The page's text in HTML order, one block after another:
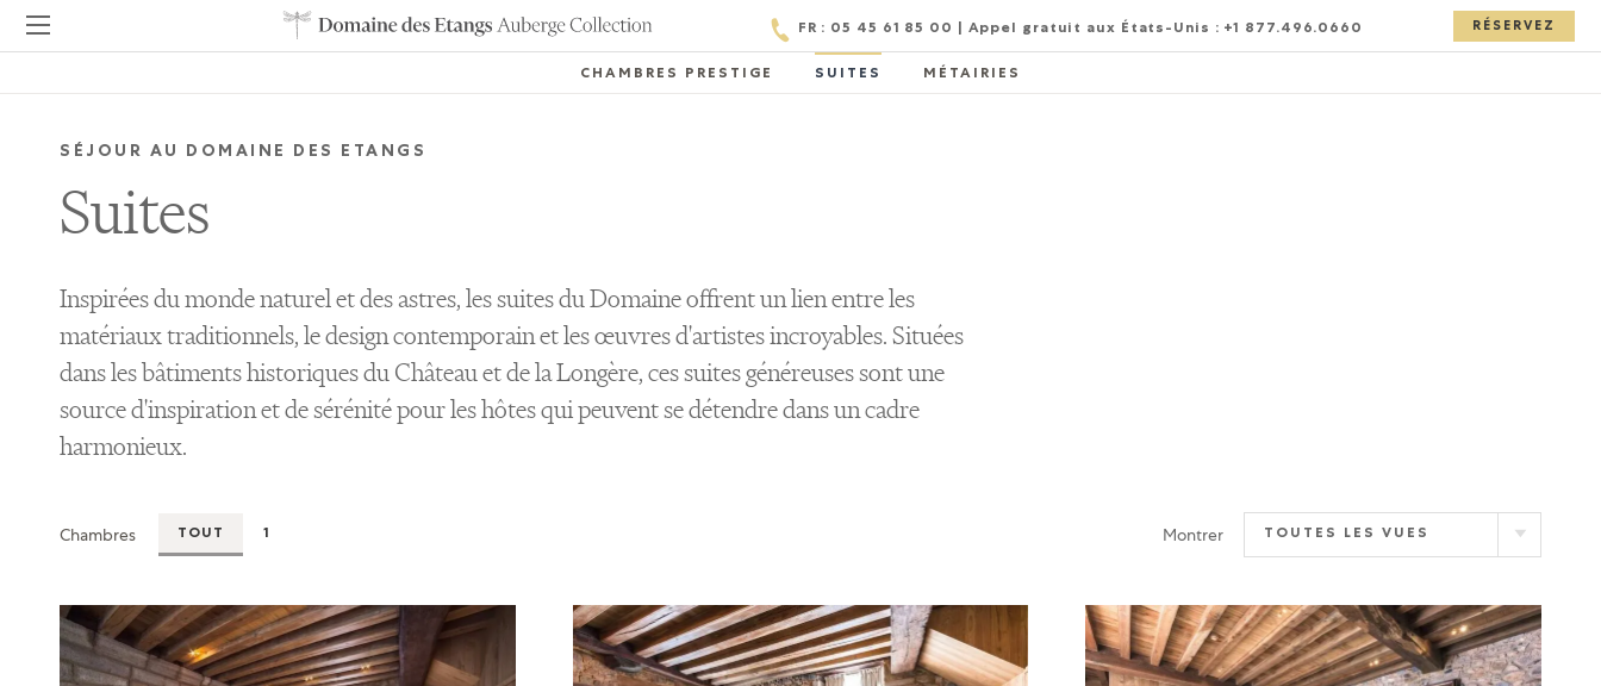
FR : 05 45 61 85 00 | Appel gratuit aux États-Unis : +1 877.496.0660 RÉSERVEZ
CHAMBRES PRESTIGE SUITES MÉTAIRIES
SÉJOUR AU DOMAINE DES ETANGS
Suites
Inspirées du monde naturel et des astres, les suites du Domaine offrent un lien entre les
matériaux traditionnels, le design contemporain et les œuvres d'artistes incroyables. Situées
dans les bâtiments historiques du Château et de la Longère, ces suites généreuses sont une
source d'inspiration et de sérénité pour les hôtes qui peuvent se détendre dans un cadre
harmonieux.
Chambres TOUT 1 Montrer